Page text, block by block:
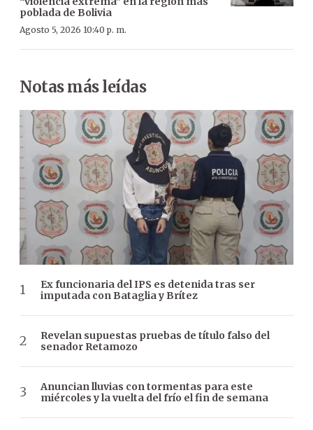
poblada de Bolivia
Agosto 5, 2026 10:40 p. m.
Notas más leídas
Ex funcionaria del IPS es detenida tras ser
imputada con Bataglia y Brítez
Revelan supuestas pruebas de título falso del
senador Retamozo
Anuncian lluvias con tormentas para este
miércoles y la vuelta del frío el fin de semana